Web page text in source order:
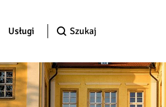
Usługi Szukaj